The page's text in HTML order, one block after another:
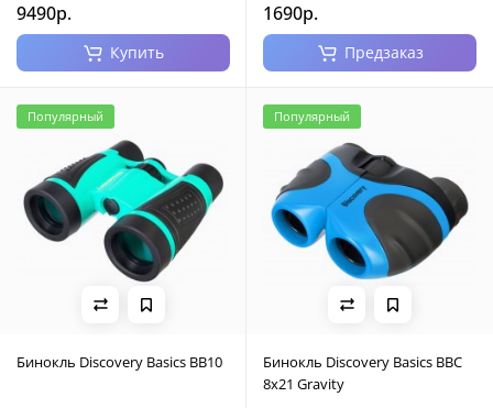
9490р.
Купить
1690р.
Предзаказ
Популярный
Бинокль Discovery Basics BB10
Популярный
Бинокль Discovery Basics BBС
8x21 Gravity